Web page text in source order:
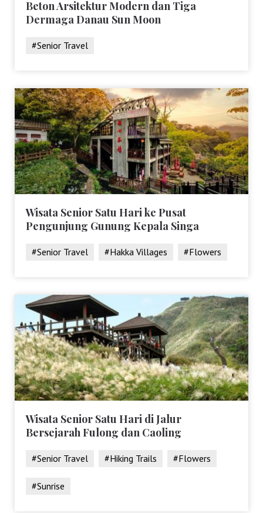
Beton Arsitektur Modern dan Tiga
Dermaga Danau Sun Moon
#Senior Travel
Wisata Senior Satu Hari ke Pusat
Pengunjung Gunung Kepala Singa
#Senior Travel #Hakka Villages #Flowers
Wisata Senior Satu Hari di Jalur
Bersejarah Fulong dan Caoling
#Senior Travel #Hiking Trails #Flowers
#Sunrise